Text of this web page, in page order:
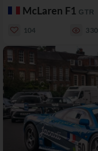
McLaren F1 GTR
104 330